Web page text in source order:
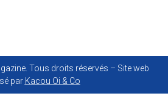
Tous droits réservés – Site web
par Kacou Oi & Co